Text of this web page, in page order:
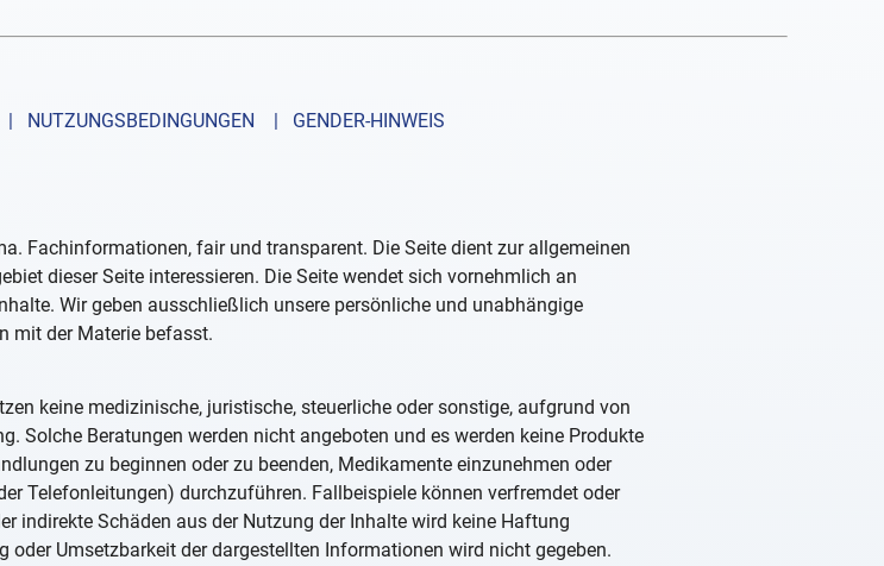
| NUTZUNGSBEDINGUNGEN | GENDER-HINWEIS
Fachinformationen, fair und transparent. Die Seite dient zur allgemeinen
dieser Seite interessieren. Die Seite wendet sich vornehmlich an
Wir geben ausschließlich unsere persönliche und unabhängige
mit der Materie befasst.
keine medizinische, juristische, steuerliche oder sonstige, aufgrund von
Solche Beratungen werden nicht angeboten und es werden keine Produkte
zu beginnen oder zu beenden, Medikamente einzunehmen oder
Telefonleitungen) durchzuführen. Fallbeispiele können verfremdet oder
indirekte Schäden aus der Nutzung der Inhalte wird keine Haftung
Umsetzbarkeit der dargestellten Informationen wird nicht gegeben.